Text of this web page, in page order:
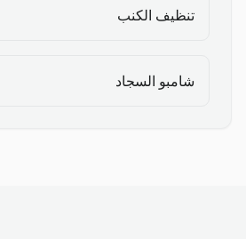
تنظيف الكنب
شامبو السجاد